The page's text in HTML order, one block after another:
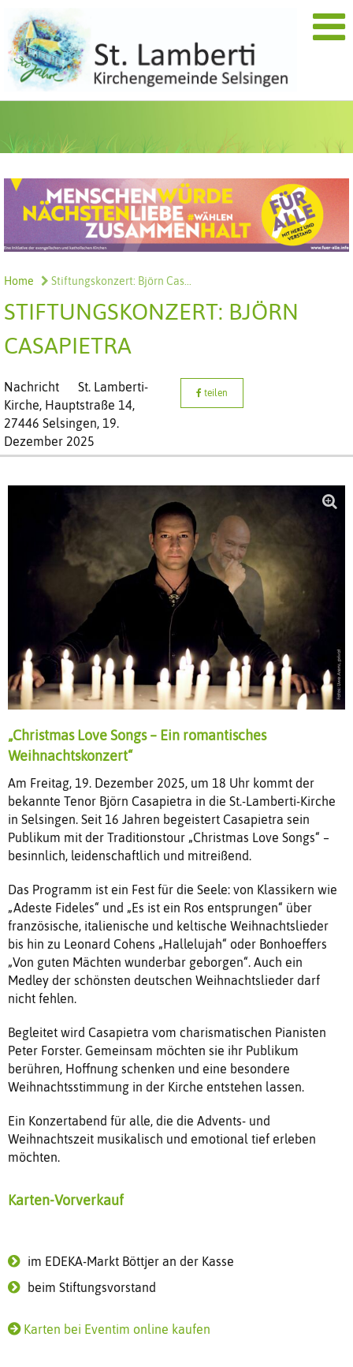
Home Stiftungskonzert: Björn Cas...
STIFTUNGSKONZERT: BJÖRN
CASAPIETRA
Nachricht
St. Lamberti-
Kirche, Hauptstraße 14,
27446 Selsingen, 19.
Dezember 2025
teilen
„Christmas Love Songs – Ein romantisches
Weihnachtskonzert“
Am Freitag, 19. Dezember 2025, um 18 Uhr kommt der
bekannte Tenor Björn Casapietra in die St.-Lamberti-Kirche
in Selsingen. Seit 16 Jahren begeistert Casapietra sein
Publikum mit der Traditionstour „Christmas Love Songs“ –
besinnlich, leidenschaftlich und mitreißend.
Das Programm ist ein Fest für die Seele: von Klassikern wie
„Adeste Fideles“ und „Es ist ein Ros entsprungen“ über
französische, italienische und keltische Weihnachtslieder
bis hin zu Leonard Cohens „Hallelujah“ oder Bonhoeffers
„Von guten Mächten wunderbar geborgen“. Auch ein
Medley der schönsten deutschen Weihnachtslieder darf
nicht fehlen.
Begleitet wird Casapietra vom charismatischen Pianisten
Peter Forster. Gemeinsam möchten sie ihr Publikum
berühren, Hoffnung schenken und eine besondere
Weihnachtsstimmung in der Kirche entstehen lassen.
Ein Konzertabend für alle, die die Advents- und
Weihnachtszeit musikalisch und emotional tief erleben
möchten.
Karten-Vorverkauf
im EDEKA-Markt Böttjer an der Kasse
beim Stiftungsvorstand
Karten bei Eventim online kaufen